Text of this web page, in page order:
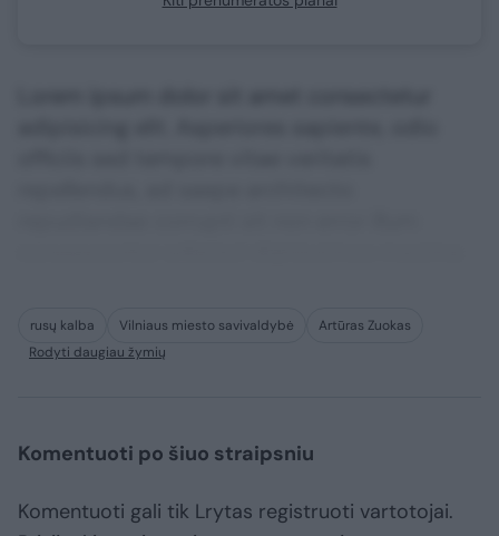
rusų kalba Vilniaus miesto savivaldybė
Artūras Zuokas
Rodyti daugiau žymių
Komentuoti po šiuo straipsniu
Komentuoti gali tik Lrytas registruoti vartotojai.